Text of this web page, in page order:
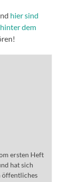
hier sind
dem
ersten Heft
hat sich
öffentliches